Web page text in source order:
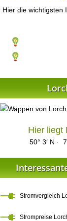
Hier die wichtigsten
Hier liegt
50° 3′ N ·
Stromvergleich
Strompreise